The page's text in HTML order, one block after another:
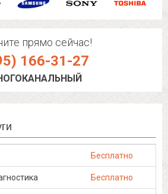
прямо сейчас!
166-31-27
Бесплатно
Бесплатно